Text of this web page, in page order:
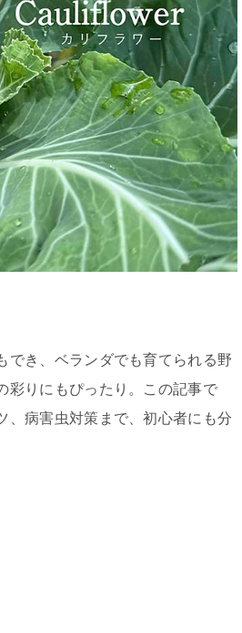
でき、ベランダでも育てられる野
彩りにもぴったり。この記事で
、病害虫対策まで、初心者にも分